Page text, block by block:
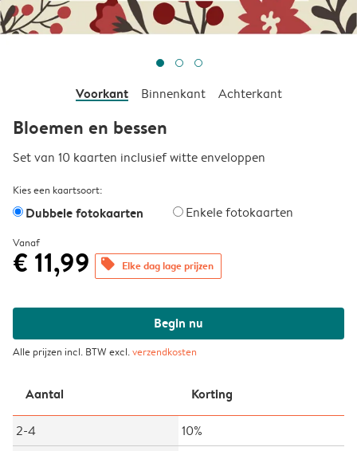
Voorkant Binnenkant Achterkant
Bloemen en bessen
Set van 10 kaarten inclusief witte enveloppen
Kies een kaartsoort:
Dubbele fotokaarten Enkele fotokaarten
Vanaf
€ 11,99 offers Elke dag lage prijzen
Begin nu
Alle prijzen incl. BTW excl.verzendkosten
Aantal Korting
2-4
10%